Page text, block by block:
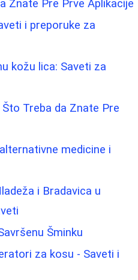
Znate Pre Prve Aplikacije
i preporuke za
kožu lica: Saveti za
Treba da Znate Pre
medicine i
i Bradavica u
Šminku
za kosu - Saveti i